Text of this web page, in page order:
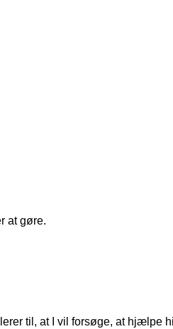
at gøre.
til, at I vil forsøge, at hjælpe